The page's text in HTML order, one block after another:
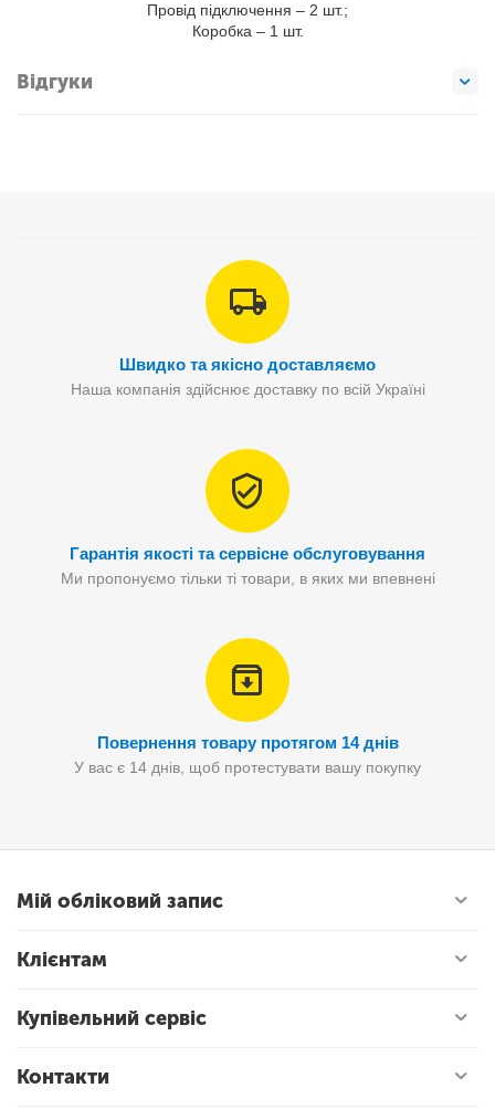
Провід підключення – 2 шт.;
Коробка – 1 шт.
Відгуки
Швидко та якісно доставляємо
Наша компанія здійснює доставку по всій Україні
Гарантія якості та сервісне обслуговування
Ми пропонуємо тільки ті товари, в яких ми впевнені
Повернення товару протягом 14 днів
У вас є 14 днів, щоб протестувати вашу покупку
Мій обліковий запис
Клієнтам
Купівельний сервіс
Контакти